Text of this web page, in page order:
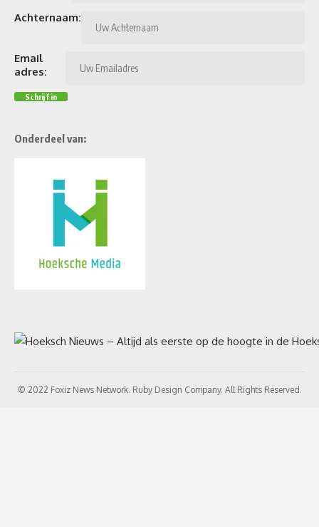
Achternaam:
Email
adres:
Onderdeel van:
© 2022 Foxiz News Network. Ruby Design Company. All Rights Reserved.